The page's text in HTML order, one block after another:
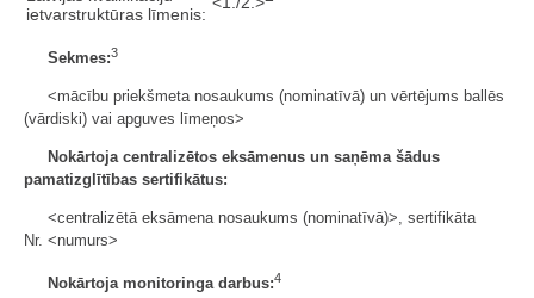
ietvarstruktūras līmenis:
Sekmes:3
<mācību priekšmeta nosaukums (nominatīvā) un vērtējums ballēs
(vārdiski) vai apguves līmeņos>
Nokārtoja centralizētos eksāmenus un saņēma šādus
pamatizglītības sertifikātus:
<centralizētā eksāmena nosaukums (nominatīvā)>, sertifikāta
Nr. <numurs>
Nokārtoja monitoringa darbus:4